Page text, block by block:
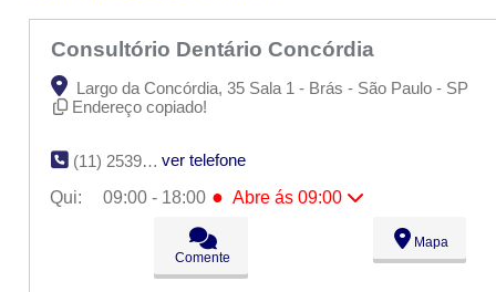
Consultório Dentário Concórdia
Largo da Concórdia, 35 Sala 1 - Brás - São Paulo - SP
Endereço copiado!
(11) 2539-0300
ver telefone
Qui:
09:00 - 18:00 ● Abre ás 09:00
09:00 - 18:00
09:00 - 18:00
09:00 - 18:00
Comente
Mapa